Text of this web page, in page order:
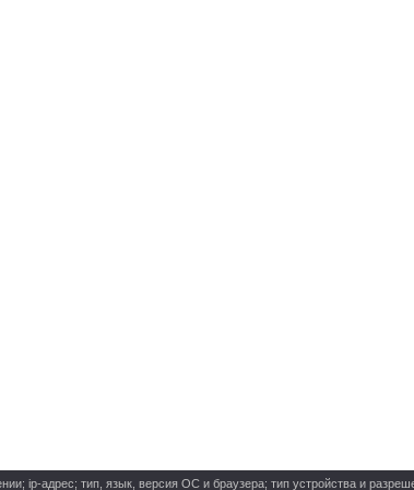
адрес; тип, язык, версия ОС и браузера; тип устройства и